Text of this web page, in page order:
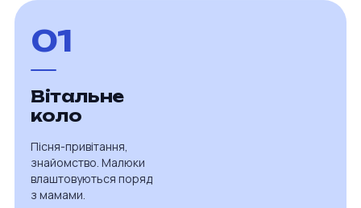
01
Вітальне
коло
Пісня-привітання,
знайомство. Малюки
влаштовуються поряд
з мамами.